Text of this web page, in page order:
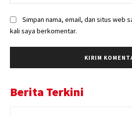
Simpan nama, email, dan situs web
kali saya berkomentar.
Berita Terkini